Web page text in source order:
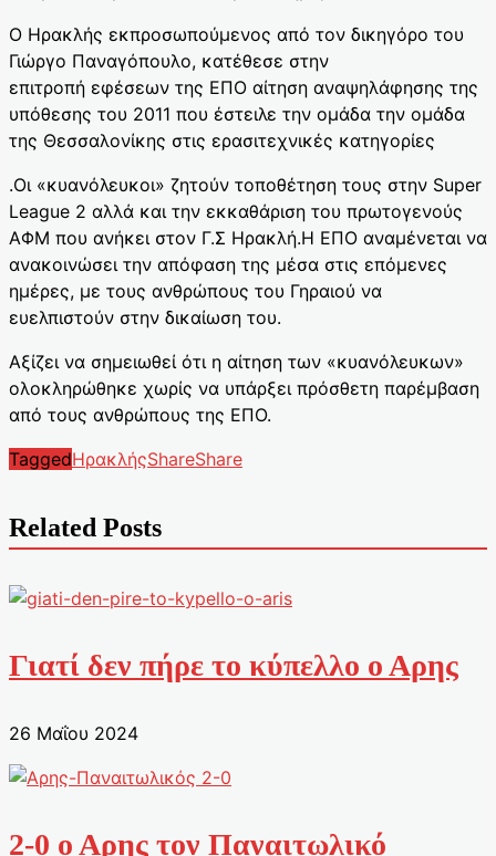
Ο Ηρακλής εκπροσωπούμενος από τον δικηγόρο του
Γιώργο Παναγόπουλο, κατέθεσε στην
επιτροπή εφέσεων της ΕΠΟ αίτηση αναψηλάφησης της
υπόθεσης του 2011 που έστειλε την ομάδα την ομάδα
της Θεσσαλονίκης στις ερασιτεχνικές κατηγορίες
.Οι «κυανόλευκοι» ζητούν τοποθέτηση τους στην Super
League 2 αλλά και την εκκαθάριση του πρωτογενούς
ΑΦΜ που ανήκει στον Γ.Σ Ηρακλή.Η ΕΠΟ αναμένεται να
ανακοινώσει την απόφαση της μέσα στις επόμενες
ημέρες, με τους ανθρώπους του Γηραιού να
ευελπιστούν στην δικαίωση του.
Αξίζει να σημειωθεί ότι η αίτηση των «κυανόλευκων»
ολοκληρώθηκε χωρίς να υπάρξει πρόσθετη παρέμβαση
από τους ανθρώπους της ΕΠΟ.
TaggedΗρακλήςShareShare
Related Posts
Γιατί δεν πήρε το κύπελλο ο Αρης
26 Μαΐου 2024
2-0 ο Αρης τον Παναιτωλικό